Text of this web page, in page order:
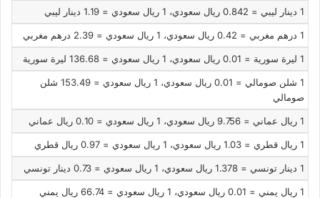
1 دينار ليبي = 0.842 ريال سعودي، 1 ريال سعودي = 1.19 دينار ليبي
1 درهم مغربي = 0.42 ريال سعودي، 1 ريال سعودي = 2.39 درهم مغربي
1 ليرة سورية = 0.01 ريال سعودي، 1 ريال سعودي = 136.68 ليرة سورية
1 شلن صومالي = 0.01 ريال سعودي،
1 ريال سعودي = 153.49 شلن
صومالي
1 ريال عماني = 9.756 ريال سعودي، 1 ريال سعودي = 0.10 ريال عماني
1 ريال قطري = 1.03 ريال سعودي، 1 ريال سعودي = 0.97 ريال قطري
1 دينار تونسي = 1.378 ريال سعودي، 1 ريال سعودي = 0.73 دينار تونسي
1 ريال يمني = 0.01 ريال سعودي، 1 ريال سعودي = 66.74 ريال يمني